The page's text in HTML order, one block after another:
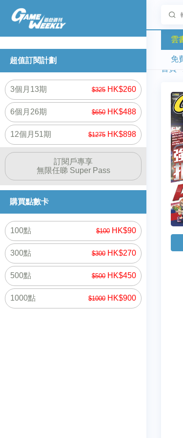
超值訂閱計劃
3個月13期 $325 HK$260
6個月26期 $650 HK$488
12個月51期 $1275 HK$898
訂閱戶專享
無限任睇 Super Pass
購買點數卡
100點 $100 HK$90
300點 $300 HK$270
500點 $500 HK$450
1000點 $1000 HK$900
雲
免
首頁